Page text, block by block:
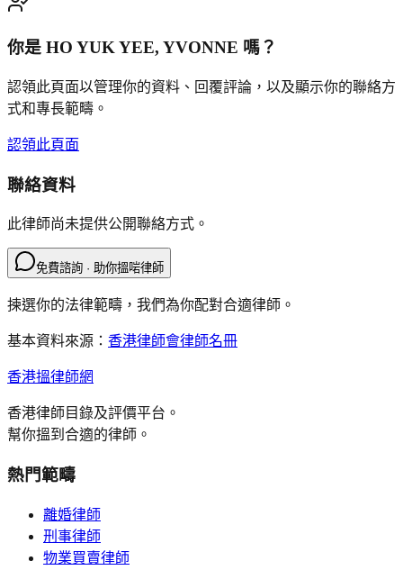
你是 HO YUK YEE, YVONNE 嗎？
認領此頁面以管理你的資料、回覆評論，以及顯示你的聯絡方
式和專長範疇。
認領此頁面
聯絡資料
此律師尚未提供公開聯絡方式。
免費諮詢 · 助你搵啱律師
揀選你的法律範疇，我們為你配對合適律師。
基本資料來源： 香港律師會律師名冊
香港搵律師網
香港律師目錄及評價平台。
幫你搵到合適的律師。
熱門範疇
離婚律師
刑事律師
物業買賣律師